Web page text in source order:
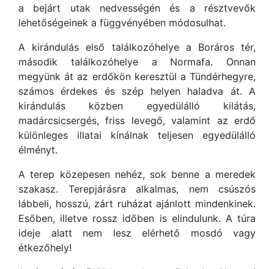
a bejárt utak nedvességén és a résztvevők
lehetőségeinek a függvényében módosulhat.
A kirándulás első találkozóhelye a Boráros tér,
második találkozóhelye a Normafa. Onnan
megyünk át az erdőkön keresztül a Tündérhegyre,
számos érdekes és szép helyen haladva át. A
kirándulás közben egyedülálló kilátás,
madárcsicsergés, friss levegő, valamint az erdő
különleges illatai kínálnak teljesen egyedülálló
élményt.
A terep közepesen nehéz, sok benne a meredek
szakasz. Terepjárásra alkalmas, nem csúszós
lábbeli, hosszú, zárt ruházat ajánlott mindenkinek.
Esőben, illetve rossz időben is elindulunk. A túra
ideje alatt nem lesz elérhető mosdó vagy
étkezőhely!